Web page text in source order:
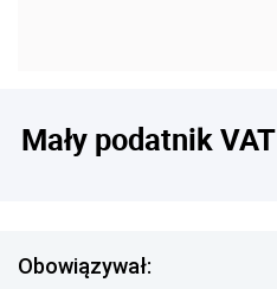
Mały podatnik VAT
Obowiązywał: